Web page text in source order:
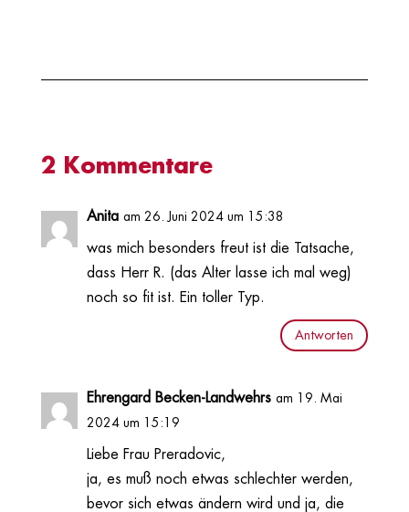
2 Kommentare
Anita am 26. Juni 2024 um 15:38
was mich besonders freut ist die Tatsache,
dass Herr R. (das Alter lasse ich mal weg)
noch so fit ist. Ein toller Typ.
Antworten
Ehrengard Becken-Landwehrs am 19. Mai
2024 um 15:19
Liebe Frau Preradovic,
ja, es muß noch etwas schlechter werden,
bevor sich etwas ändern wird und ja, die